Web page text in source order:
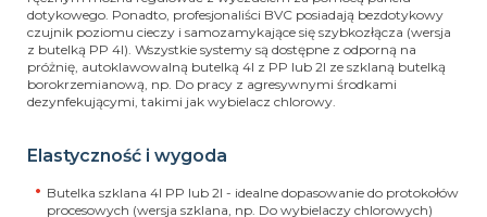
dotykowego. Ponadto, profesjonaliści BVC posiadają bezdotykowy
czujnik poziomu cieczy i samozamykające się szybkozłącza (wersja
z butelką PP 4l). Wszystkie systemy są dostępne z odporną na
próżnię, autoklawowalną butelką 4l z PP lub 2l ze szklaną butelką
borokrzemianową, np. Do pracy z agresywnymi środkami
dezynfekującymi, takimi jak wybielacz chlorowy.
Elastyczność i wygoda
Butelka szklana 4l PP lub 2l - idealne dopasowanie do protokołów
procesowych (wersja szklana, np. Do wybielaczy chlorowych)